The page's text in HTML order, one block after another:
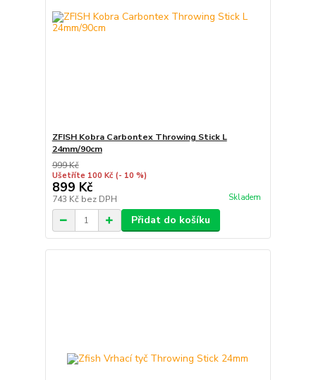
ZFISH Kobra Carbontex Throwing Stick L
24mm/90cm
999 Kč
Ušetříte 100 Kč (- 10 %)
899 Kč
743 Kč bez DPH Skladem
Přidat do košíku